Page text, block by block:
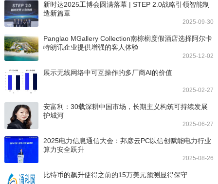
新时达2025工博会圆满落幕 | STEP 2.0战略引领智能制
造新篇章
2025-09-30
Panglao MGallery Collection南棕榈度假酒店选择阿尔卡
特朗讯企业提供增强的客人体验
2025-12-02
展示无线网络中可互操作的多厂商AI的价值
2025-02-27
安富利：30载深耕中国市场，长期主义构筑可持续发展
护城河
2025-06-27
2025电力信息通信大会：邦彦云PC以信创赋能电力行业
算力安全跃升
2025-08-26
比特币的飙升使得之前的15万美元预测显得保守